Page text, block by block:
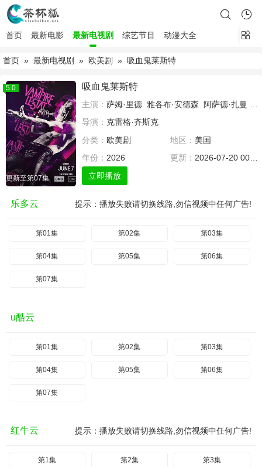
首页 最新电影 最新电视剧 综艺节目 动漫大全
首页 » 最新电视剧 » 欧美剧 » 吸血鬼莱斯特
5.0
更新至第07集
吸血鬼莱斯特
主演： 萨姆·里德 雅各布·安德森 阿萨德·扎曼
导演： 克雷格·齐斯克
分类： 欧美剧 地区： 美国
年份： 2026 更新： 2026-07-20 00:00
立即播放
乐多云 提示：播放失败请切换线路,勿信视频中任何广告!
第01集 第02集 第03集
第04集 第05集 第06集
第07集
u酷云
第01集 第02集 第03集
第04集 第05集 第06集
第07集
红牛云 提示：播放失败请切换线路,勿信视频中任何广告!
第1集 第2集 第3集